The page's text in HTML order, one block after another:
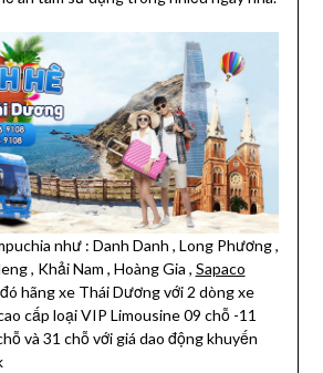
như : Danh Danh , Long Phương ,
, Khải Nam , Hoàng Gia , Sapaco
hãng xe Thái Dương với 2 dòng xe
cấp loại VIP Limousine 09 chỗ -11
và 31 chỗ với giá dao động khuyến